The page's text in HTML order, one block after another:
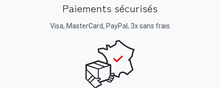
Paiements sécurisés
Visa, MasterCard, PayPal, 3x sans frais